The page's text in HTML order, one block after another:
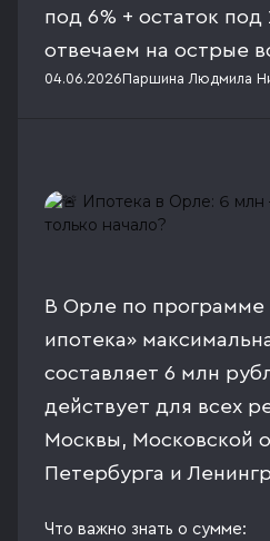
под 6% + остаток под
отвечаем на острые
04.06.2026 Паршина Людмила
В Орле по программе
ипотека»
составляет 6 млн
действует для всех
Москвы, Московской
Петербурга и
Что важно знать о сумме: